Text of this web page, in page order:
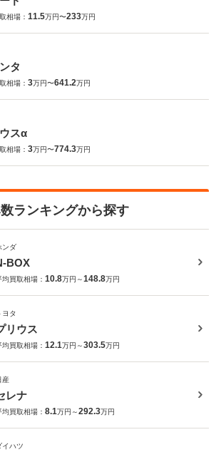
相場： 11.5万円〜233万円
タ
相場： 3万円〜641.2万円
スα
相場： 3万円〜774.3万円
ランキングから探す
ンダ
BOX
均買取相場： 10.8万円～148.8万円
ヨタ
リウス
均買取相場： 12.1万円～303.5万円
産
レナ
均買取相場： 8.1万円～292.3万円
イハツ